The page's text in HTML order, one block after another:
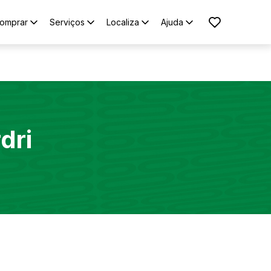
Serviços Localiza Ajuda